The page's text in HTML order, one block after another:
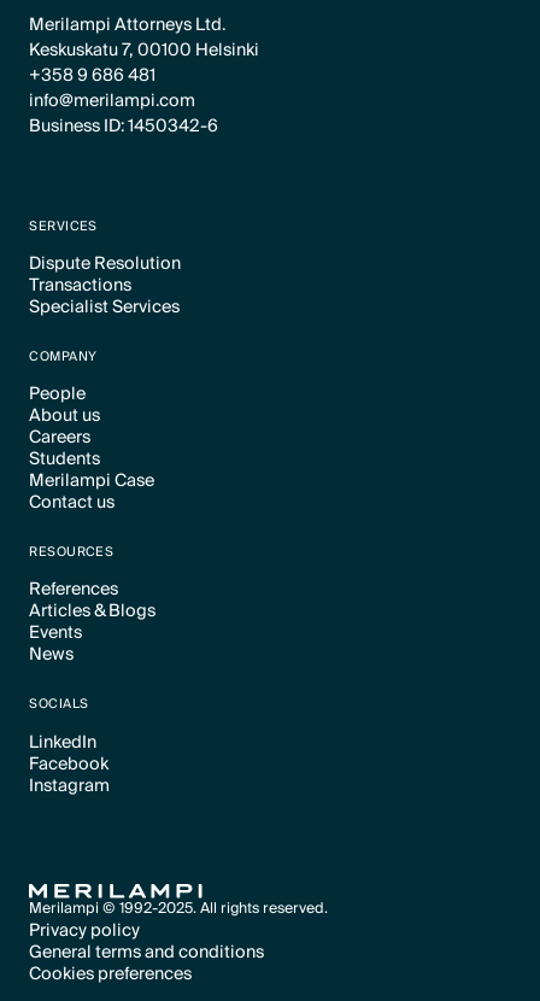
Merilampi Attorneys Ltd.
Keskuskatu 7, 00100 Helsinki
+358 9 686 481
info@merilampi.com
Business ID: 1450342-6
SERVICES
Dispute Resolution
Text Link
Transactions
Text Link
Specialist Services
COMPANY
People
Text Link
About us
Text Link
Careers
Text Link
Students
Text Link
Merilampi Case
Text Link
Contact us
RESOURCES
References
Text Link
Articles & Blogs
Text Link
Events
Text Link
News
SOCIALS
LinkedIn
Text Link
Facebook
Text Link
Instagram
Merilampi © 1992-2025. All rights reserved.
Privacy policy
Text Link
General terms and conditions
Text Link
Cookies preferences